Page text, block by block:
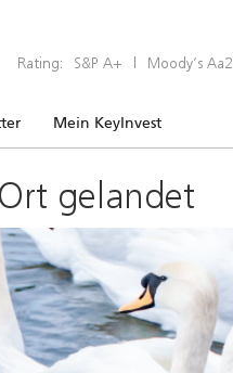
Rating: S&P A+ | Moody’s Aa2
Mein KeyInvest
gelandet